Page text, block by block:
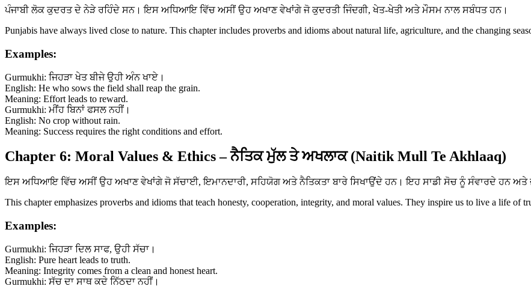
ਪੰਜਾਬੀ ਲੋਕ ਕੁਦਰਤ ਦੇ ਨੇੜੇ ਰਹਿੰਦੇ ਸਨ। ਇਸ ਅਧਿਆਇ ਵਿੱਚ ਅਸੀਂ ਉਹ ਅਖਾਣ ਵੇਖਾਂਗੇ ਜੋ ਕੁਦਰਤੀ ਜਿੰਦਗੀ, ਖੇਤ-ਖੇਤੀ ਅਤੇ ਮੌਸਮ ਨਾਲ ਸਬੰਧਤ ਹਨ।
Punjabis have always lived close to nature. This chapter includes proverbs and idioms about natural life, agriculture, and the changing
Examples:
Gurmukhi: ਜਿਹੜਾ ਖੇਤ ਬੀਜੇ ਉਹੀ ਅੰਨ ਖਾਏ।
English: He who sows the field shall reap the grain.
Meaning: Effort leads to reward.
Gurmukhi: ਮੀਂਹ ਬਿਨਾਂ ਫਸਲ ਨਹੀਂ।
English: No crop without rain.
Meaning: Success requires the right conditions and effort.
Chapter 6: Moral Values & Ethics – ਨੈਤਿਕ ਮੁੱਲ ਤੇ ਅਖਲਾਕ (Naitik Mull Te Akhlaaq)
ਇਸ ਅਧਿਆਇ ਵਿੱਚ ਅਸੀਂ ਉਹ ਅਖਾਣ ਵੇਖਾਂਗੇ ਜੋ ਸੱਚਾਈ, ਇਮਾਨਦਾਰੀ, ਸਹਿਯੋਗ ਅਤੇ ਨੈਤਿਕਤਾ ਬਾਰੇ ਸਿਖਾਉਂਦੇ ਹਨ। ਇਹ ਸਾਡੀ ਸੋਚ ਨੂੰ ਸੰਵਾਰਦੇ ਹਨ ਅਤੇ
This chapter emphasizes proverbs and idioms that teach honesty, cooperation, integrity, and moral values. They inspire us to live a life of
Examples:
Gurmukhi: ਜਿਹੜਾ ਦਿਲ ਸਾਫ, ਉਹੀ ਸੱਚਾ।
English: Pure heart leads to truth.
Meaning: Integrity comes from a clean and honest heart.
Gurmukhi: ਸੱਚ ਦਾ ਸਾਥ ਕਦੇ ਨਿੱਠਦਾ ਨਹੀਂ।